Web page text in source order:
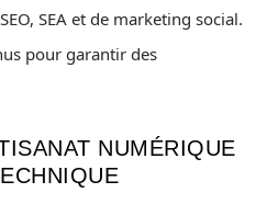
SEA et de marketing social.
pour garantir des
NUMÉRIQUE